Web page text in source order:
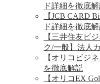
ド詳細を徹底解
【JCB CARD
ド詳細を徹底解
【三井住友ビ
ク/一般】法人
【オリコビジ
を徹底解説
【オリコEX